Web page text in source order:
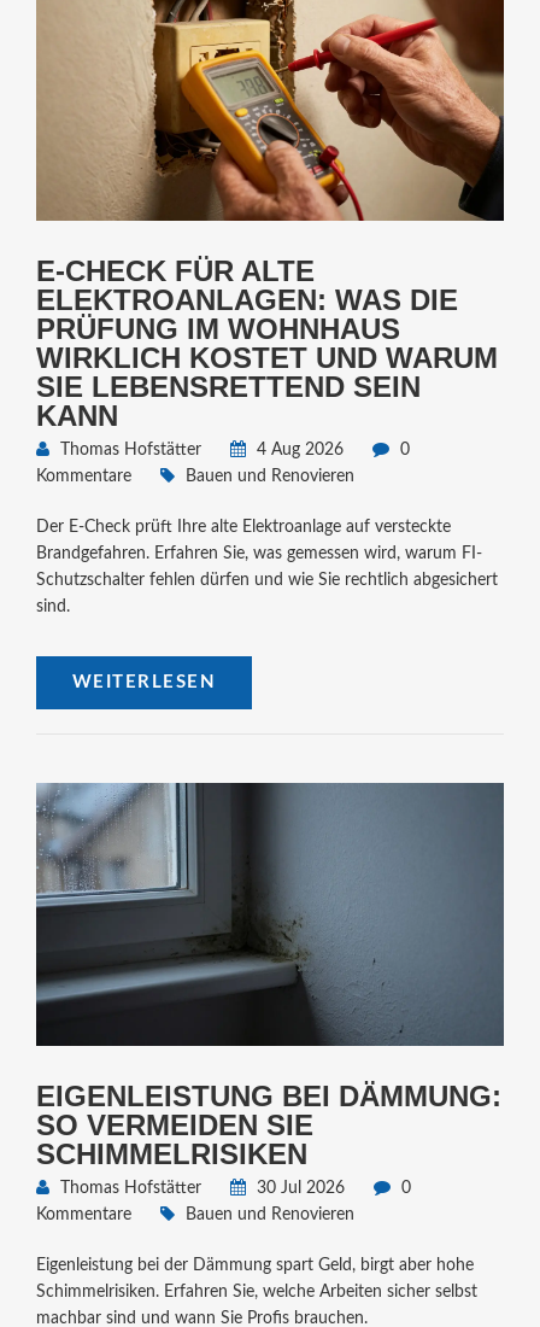
E-CHECK FÜR ALTE
ELEKTROANLAGEN: WAS DIE
PRÜFUNG IM WOHNHAUS
WIRKLICH KOSTET UND WARUM
SIE LEBENSRETTEND SEIN
KANN
Thomas Hofstätter 4 Aug 2026
0
Kommentare
Bauen und Renovieren
Der E-Check prüft Ihre alte Elektroanlage auf versteckte
Brandgefahren. Erfahren Sie, was gemessen wird, warum FI-
Schutzschalter fehlen dürfen und wie Sie rechtlich abgesichert
sind.
WEITERLESEN
EIGENLEISTUNG BEI DÄMMUNG:
SO VERMEIDEN SIE
SCHIMMELRISIKEN
Thomas Hofstätter 30 Jul 2026
0
Kommentare
Bauen und Renovieren
Eigenleistung bei der Dämmung spart Geld, birgt aber hohe
Schimmelrisiken. Erfahren Sie, welche Arbeiten sicher selbst
machbar sind und wann Sie Profis brauchen.